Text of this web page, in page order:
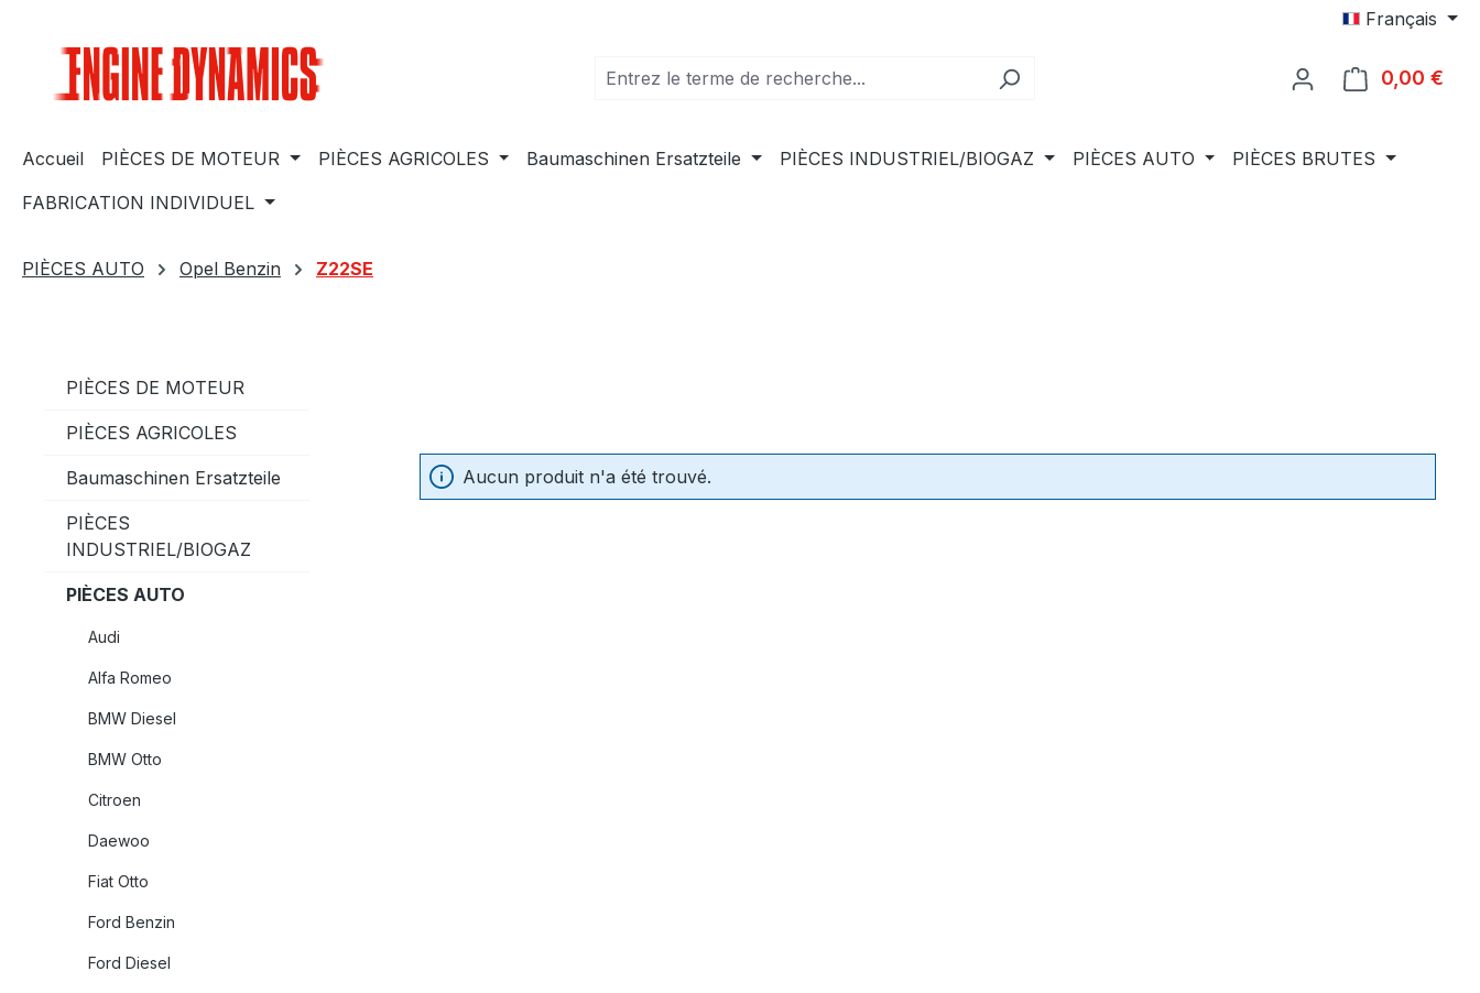
Français
0,00 €
Accueil PIÈCES DE MOTEUR PIÈCES AGRICOLES Baumaschinen Ersatzteile PIÈCES INDUSTRIEL/BIOGAZ PIÈCES AUTO
PIÈCES BRUTES
FABRICATION INDIVIDUEL
PIÈCES AUTO Opel Benzin Z22SE
PIÈCES DE MOTEUR
PIÈCES AGRICOLES
Baumaschinen Ersatzteile
PIÈCES
INDUSTRIEL/BIOGAZ
PIÈCES AUTO
Audi
Alfa Romeo
BMW Diesel
BMW Otto
Citroen
Daewoo
Fiat Otto
Ford Benzin
Ford Diesel
Aucun produit n'a été trouvé.